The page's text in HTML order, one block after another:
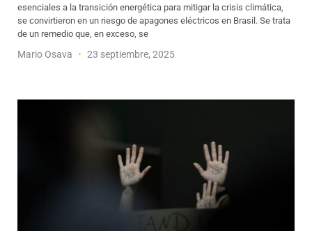
esenciales a la transición energética para mitigar la crisis climática,
se convirtieron en un riesgo de apagones eléctricos en Brasil. Se trata
de un remedio que, en exceso, se
Mario Osava 23 septiembre, 2025